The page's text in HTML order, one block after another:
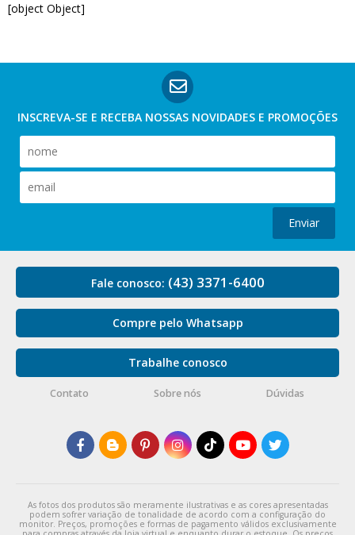
[object Object]
INSCREVA-SE E RECEBA NOSSAS NOVIDADES E PROMOÇÕES
Enviar
Fale conosco: (43) 3371-6400
Compre pelo Whatsapp
Trabalhe conosco
Contato Sobre nós Dúvidas
As fotos dos produtos são meramente ilustrativas e as cores apresentadas
podem sofrer variação de tonalidade de acordo com a configuração do
monitor. Preços, promoções e formas de pagamento válidos exclusivamente